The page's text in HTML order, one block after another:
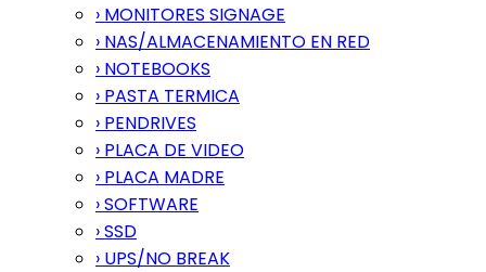
› MONITORES SIGNAGE
› NAS/ALMACENAMIENTO EN RED
› NOTEBOOKS
› PASTA TERMICA
› PENDRIVES
› PLACA DE VIDEO
› PLACA MADRE
› SOFTWARE
› SSD
› UPS/NO BREAK